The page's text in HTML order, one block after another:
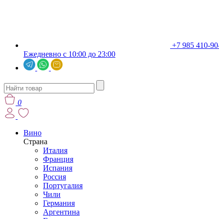
+7 985 410-
Ежедневно с 10:00 до 23:00
0
Вино
Страна
Италия
Франция
Испания
Россия
Португалия
Чили
Германия
Аргентина